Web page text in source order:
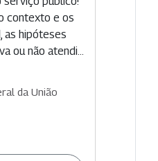
contexto e os
as hipóteses
ou não atendi...
da União